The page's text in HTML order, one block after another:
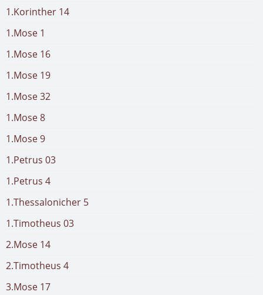
1.Korinther 14
1.Mose 1
1.Mose 16
1.Mose 19
1.Mose 32
1.Mose 8
1.Mose 9
1.Petrus 03
1.Petrus 4
1.Thessalonicher 5
1.Timotheus 03
2.Mose 14
2.Timotheus 4
3.Mose 17